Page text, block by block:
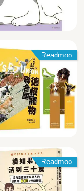
Readmoo
Readmoo